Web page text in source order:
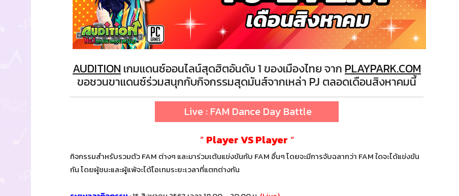
AUDITION เกมแดนซ์ออนไลน์สุดฮิตอันดับ 1 ของเมืองไทย จาก PLAYPARK.COM
ขอชวนขาแดนซ์ร่วมสนุกกับกิจกรรมสุดมันส์จากเหล่า PJ ตลอดเดือนสิงหาคมนี้
Live : FAM Dance Day Battle
” Player VS Player “
กิจกรรมสำหรับรวมตัว FAM ต่างๆ และมาร่วมเต้นแข่งขันกับ FAM อื่นๆ โดยจะมีการจับฉลากว่า FAM ใดจะได้แข่งขัน
กัน โดยผู้ชนะและผู้แพ้จะได้ไอเทมระยะเวลาที่แตกต่างกัน